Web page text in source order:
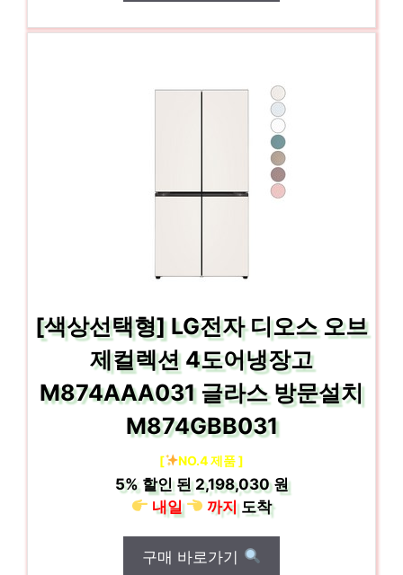
[색상선택형] LG전자 디오스 오브
제컬렉션 4도어냉장고
M874AAA031 글라스 방문설치
M874GBB031
[ NO.4 제품 ]
5%할인 된2,198,030 원
내일
까지도착
구매 바로가기